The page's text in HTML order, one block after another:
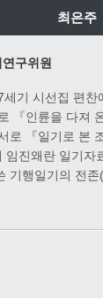
최은주
구위원
세기 시선집 편
『인륜을 다져
로 『일기로 본
진왜란 일기자
기행일기의 전